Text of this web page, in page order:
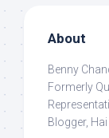
About
Benny
Formerly
Blogger,